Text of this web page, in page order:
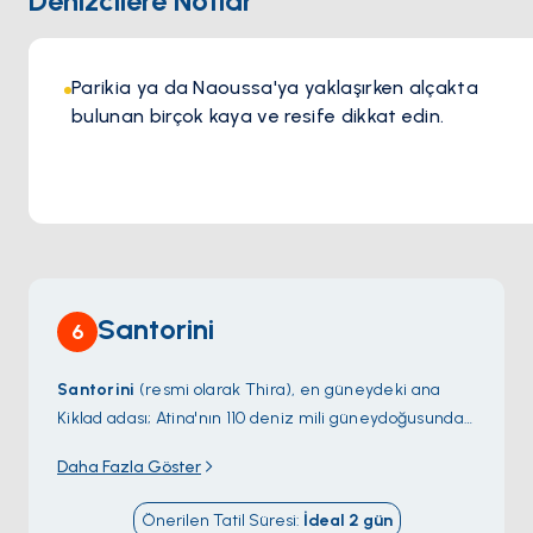
Parikia ya da Naoussa'ya yaklaşırken alçakta
bulunan birçok kaya ve resife dikkat edin.
6 Santorini
Santorini (resmi olarak Thira), en güneydeki ana
Kiklad adası; Atina'nın 110 deniz mili güneydoğusunda
kısmı. MÖ 1627Minos patlaması
medeniyetindeki en büyük volkanik olay) tek dairesel
Daha Fazla Göster
Önerilen Tatil Süresi: İdeal 2 gün